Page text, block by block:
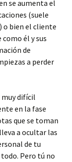
se aumenta el
(suele
o bien el cliente
él y sus
de
a perder
muy difícil
en la fase
que se toman
a ocultar las
de tu
Pero tú no